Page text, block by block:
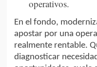
operativos.
En el fondo,
apostar por una
realmente rentable.
diagnosticar